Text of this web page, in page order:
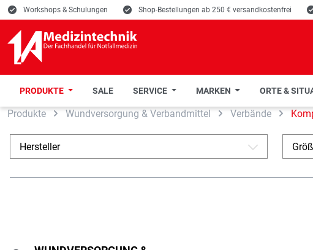
Hauptinhalt springen
Zur Suche springen
Zur Hauptnavigation springen
E Workshops & Schulungen E Shop-Bestellungen ab 250 € versandkostenfrei
PRODUKTE SALE SERVICE MARKEN ORTE &
Produkte Wundversorgung & Verbandmittel Verbände
Hersteller A